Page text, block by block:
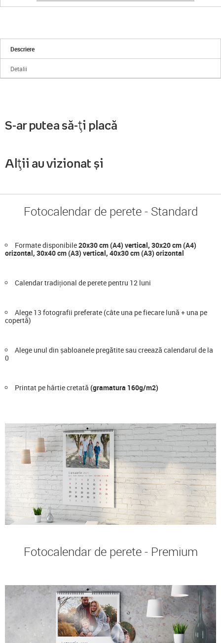
Descriere
Detalii
S-ar putea să-ți placă
Alții au vizionat și
Fotocalendar de perete - Standard
Formate disponibile20x30 cm (A4) vertical, 30x20 cm (A4)
orizontal, 30x40 cm (A3) vertical, 40x30 cm (A3) orizontal
Calendar tradițional de perete pentru 12 luni
Alege 13 fotografii preferate (câte una pe fiecare lună + una pe
copertă)
Alege unul din șabloanele pregătite sau creează calendarul de la
0
Printat pe hârtie cretată (gramatura 160g/m2)
Fotocalendar de perete - Premium